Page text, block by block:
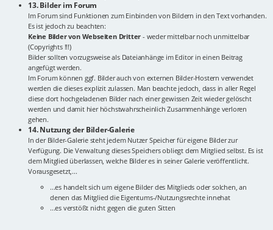
13. Bilder im Forum
Im Forum sind Funktionen zum Einbinden von Bildern in den Text vorhanden.
Es ist jedoch zu beachten:
Keine Bilder von Webseiten Dritter - weder mittelbar noch unmittelbar
(Copyrights !!!)
Bilder sollten vorzugsweise als Dateianhänge im Editor in einen Beitrag
angefügt werden.
Im Forum können ggf. Bilder auch von externen Bilder-Hostern verwendet
werden die dieses explizit zulassen. Man beachte jedoch, dass in aller Regel
diese dort hochgeladenen Bilder nach einer gewissen Zeit wieder gelöscht
werden und damit hier höchstwahrscheinlich Zusammenhänge verloren
gehen.
14. Nutzung der Bilder-Galerie
In der Bilder-Galerie steht jedem Nutzer Speicher für eigene Bilder zur
Verfügung. Die Verwaltung dieses Speichers obliegt dem Mitglied selbst. Es ist
dem Mitglied überlassen, welche Bilder es in seiner Galerie veröffentlicht.
Vorausgesetzt,...
...es handelt sich um eigene Bilder des Mitglieds oder solchen, an
denen das Mitglied die Eigentums-/Nutzungsrechte innehat
...es verstößt nicht gegen die guten Sitten